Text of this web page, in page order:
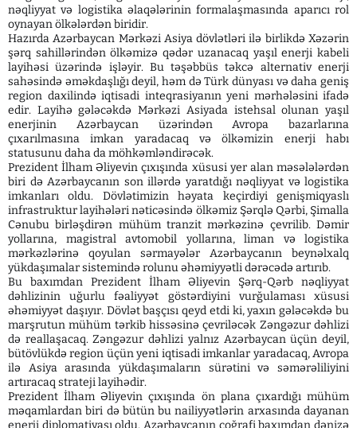
nəqliyyat və logistika əlaqələrinin formalaşmasında aparıcı rol
oynayan ölkələrdən biridir.
Hazırda Azərbaycan Mərkəzi Asiya dövlətləri ilə birlikdə Xəzərin
şərq sahillərindən ölkəmizə qədər uzanacaq yaşıl enerji kabeli
layihəsi üzərində işləyir. Bu təşəbbüs təkcə alternativ enerji
sahəsində əməkdaşlığı deyil, həm də Türk dünyası və daha geniş
region daxilində iqtisadi inteqrasiyanın yeni mərhələsini ifadə
edir. Layihə gələcəkdə Mərkəzi Asiyada istehsal olunan yaşıl
enerjinin Azərbaycan üzərindən Avropa bazarlarına
çıxarılmasına imkan yaradacaq və ölkəmizin enerji habı
statusunu daha da möhkəmləndirəcək.
Prezident İlham Əliyevin çıxışında xüsusi yer alan məsələlərdən
biri də Azərbaycanın son illərdə yaratdığı nəqliyyat və logistika
imkanları oldu. Dövlətimizin həyata keçirdiyi genişmiqyaslı
infrastruktur layihələri nəticəsində ölkəmiz Şərqlə Qərbi, Şimalla
Cənubu birləşdirən mühüm tranzit mərkəzinə çevrilib. Dəmir
yollarına, magistral avtomobil yollarına, liman və logistika
mərkəzlərinə qoyulan sərmayələr Azərbaycanın beynəlxalq
yükdaşımalar sistemində rolunu əhəmiyyətli dərəcədə artırıb.
Bu baxımdan Prezident İlham Əliyevin Şərq-Qərb nəqliyyat
dəhlizinin uğurlu fəaliyyət göstərdiyini vurğulaması xüsusi
əhəmiyyət daşıyır. Dövlət başçısı qeyd etdi ki, yaxın gələcəkdə bu
marşrutun mühüm tərkib hissəsinə çevriləcək Zəngəzur dəhlizi
də reallaşacaq. Zəngəzur dəhlizi yalnız Azərbaycan üçün deyil,
bütövlükdə region üçün yeni iqtisadi imkanlar yaradacaq, Avropa
ilə Asiya arasında yükdaşımaların sürətini və səmərəliliyini
artıracaq strateji layihədir.
Prezident İlham Əliyevin çıxışında ön plana çıxardığı mühüm
məqamlardan biri də bütün bu nailiyyətlərin arxasında dayanan
enerji diplomatiyası oldu. Azərbaycanın coğrafi baxımdan dənizə